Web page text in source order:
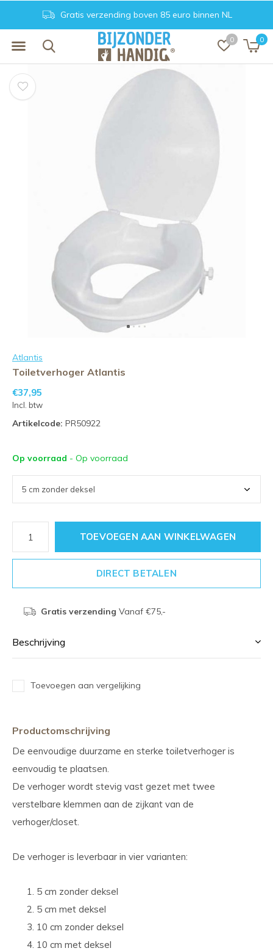
0 0
Gratis verzending boven 85 euro binnen NL
Atlantis
Toiletverhoger Atlantis
€37,95
Incl. btw
Artikelcode: PR50922
Op voorraad - Op voorraad
TOEVOEGEN AAN WINKELWAGEN
DIRECT BETALEN
Gratis verzending Vanaf €75,-
Beschrijving
Toevoegen aan vergelijking
Productomschrijving
De eenvoudige duurzame en sterke toiletverhoger is
eenvoudig te plaatsen.
De verhoger wordt stevig vast gezet met twee
verstelbare klemmen aan de zijkant van de
verhoger/closet.
De verhoger is leverbaar in vier varianten:
5 cm zonder deksel
5 cm met deksel
10 cm zonder deksel
10 cm met deksel